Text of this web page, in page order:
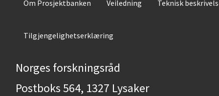
Om Prosjektbanken Veiledning Teknisk
Tilgjengelighetserklæring
Norges forskningsråd
Postboks 564, 1327 Lysaker